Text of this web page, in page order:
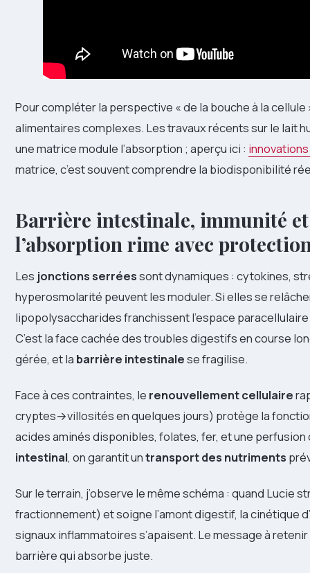
Pour compléter la perspective « de la bouche à la
alimentaires complexes. Les travaux récents sur le lait
une matrice module l’absorption ; aperçu ici :
matrice, c’est souvent comprendre la biodisponibilité
Barrière intestinale, immunité
l’absorption rime avec
Les jonctions serréessont dynamiques : cytokines,
hyperosmolarité peuvent les moduler. Si elles se
lipopolysaccharides franchissent l’espace
C’est la face cachée des troubles digestifs en course
gérée, et la barrière intestinalese fragilise.
Face à ces contraintes, le renouvellement cellulaire
cryptes→villosités en quelques jours) protège la
acides aminés disponibles, folates, fer, et une perfusion
intestinal, on garantit untransport des nutriments
Sur le terrain, j’observe le même schéma : quand Lucie
fractionnement) et soigne l’amont digestif, la cinétique d’
signaux inflammatoires s’apaisent. Le message à
barrière qui absorbe juste.